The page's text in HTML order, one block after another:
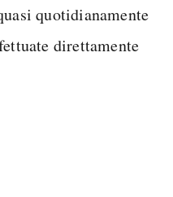
quotidianamente
direttamente